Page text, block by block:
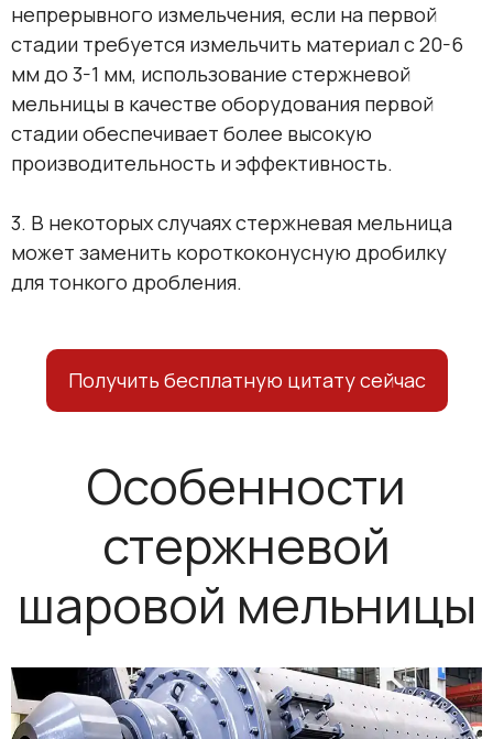
непрерывного измельчения, если на первой
стадии требуется измельчить материал с 20-6
мм до 3-1 мм, использование стержневой
мельницы в качестве оборудования первой
стадии обеспечивает более высокую
производительность и эффективность.
3. В некоторых случаях стержневая мельница
может заменить короткоконусную дробилку
для тонкого дробления.
Получить бесплатную цитату сейчас
Особенности
стержневой
шаровой мельницы